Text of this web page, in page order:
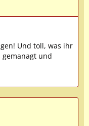
Und toll, was ihr
und